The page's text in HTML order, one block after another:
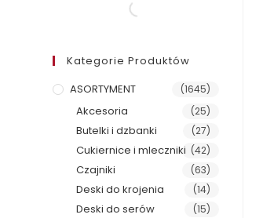
Kategorie Produktów
ASORTYMENT
(1645)
Akcesoria (25)
Butelki i dzbanki (27)
Cukiernice i mleczniki (42)
Czajniki (63)
Deski do krojenia (14)
Deski do serów (15)